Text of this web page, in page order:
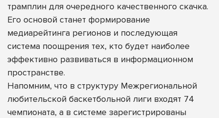
трамплин для очередного качественного скачка.
Его основой станет формирование
медиарейтинга регионов и последующая
система поощрения тех, кто будет наиболее
эффективно развиваться в информационном
пространстве.
Напомним, что в структуру Межрегиональной
любительской баскетбольной лиги входят 74
чемпионата, а в системе зарегистрированы